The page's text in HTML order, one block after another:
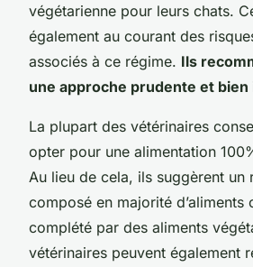
végétarienne pour leurs chats.
également au courant des
associés à ce régime. Ils
une approche prudente et
La plupart des vétérinaires
opter pour une alimentation
Au lieu de cela, ils suggèrent un
composé en majorité d’aliments
complété par des aliments
vétérinaires peuvent également